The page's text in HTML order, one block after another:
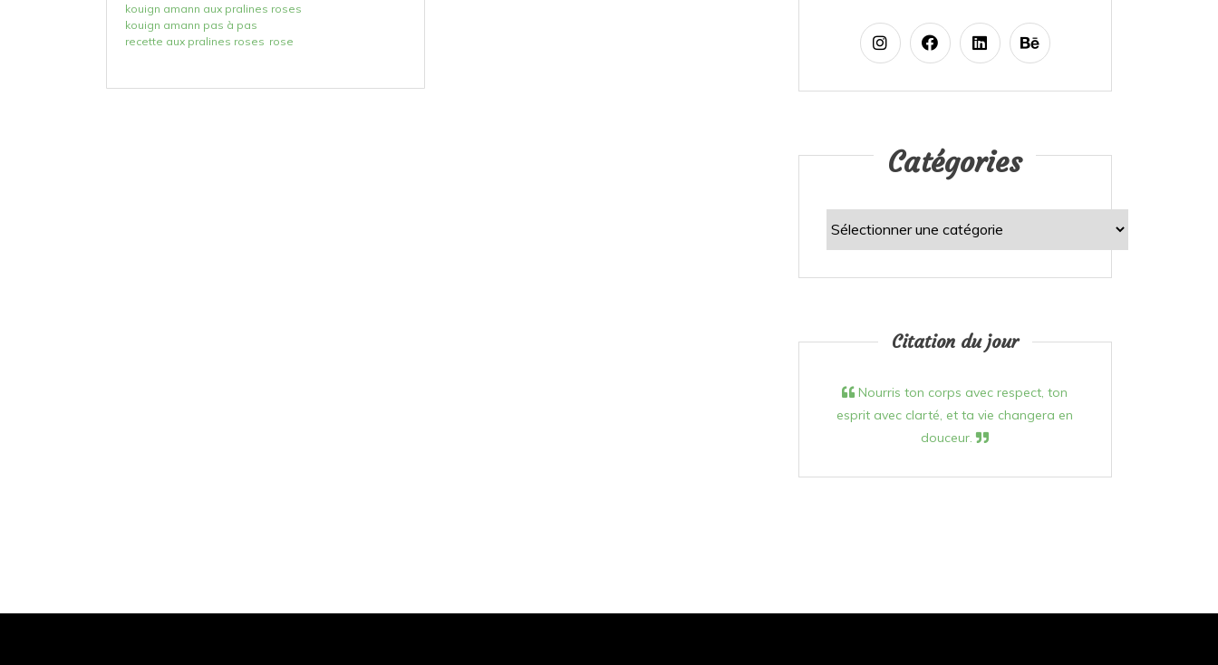
kouign amann aux pralines roses
kouign amann pas à pas
recette aux pralines roses rose
Catégories
Citation du jour
Nourris ton corps avec respect, ton
esprit avec clarté, et ta vie changera en
douceur.